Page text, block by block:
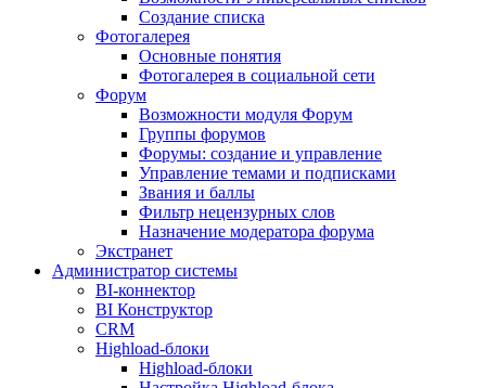
Создание списка
Фотогалерея
Основные понятия
Фотогалерея в социальной сети
Форум
Возможности модуля Форум
Группы форумов
Форумы: создание и управление
Управление темами и подписками
Звания и баллы
Фильтр нецензурных слов
Назначение модератора форума
Экстранет
Администратор системы
BI-коннектор
BI Конструктор
CRM
Highload-блоки
Highload-блоки